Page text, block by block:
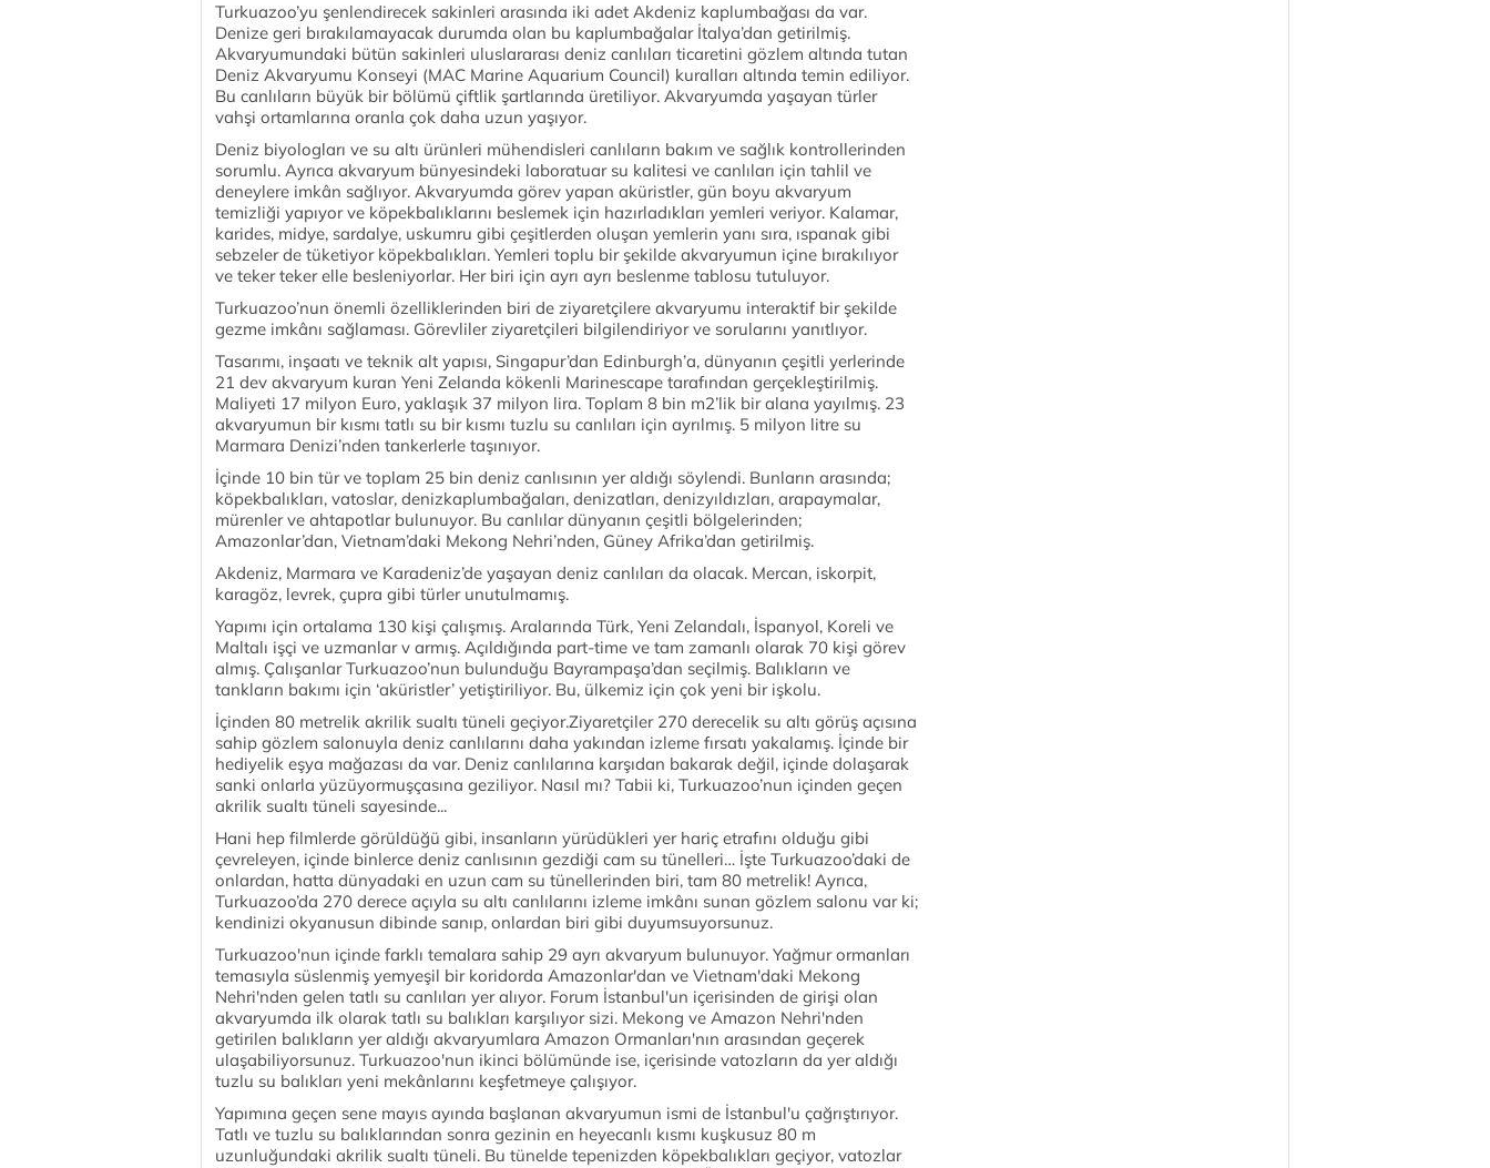
Turkuazoo’yu şenlendirecek sakinleri arasında iki adet Akdeniz kaplumbağası da var.
Denize geri bırakılamayacak durumda olan bu kaplumbağalar İtalya’dan getirilmiş.
Akvaryumundaki bütün sakinleri uluslararası deniz canlıları ticaretini gözlem altında tutan
Deniz Akvaryumu Konseyi (MAC Marine Aquarium Council) kuralları altında temin ediliyor.
Bu canlıların büyük bir bölümü çiftlik şartlarında üretiliyor. Akvaryumda yaşayan türler
vahşi ortamlarına oranla çok daha uzun yaşıyor.
Deniz biyologları ve su altı ürünleri mühendisleri canlıların bakım ve sağlık kontrollerinden
sorumlu. Ayrıca akvaryum bünyesindeki laboratuar su kalitesi ve canlıları için tahlil ve
deneylere imkân sağlıyor. Akvaryumda görev yapan aküristler, gün boyu akvaryum
temizliği yapıyor ve köpekbalıklarını beslemek için hazırladıkları yemleri veriyor. Kalamar,
karides, midye, sardalye, uskumru gibi çeşitlerden oluşan yemlerin yanı sıra, ıspanak gibi
sebzeler de tüketiyor köpekbalıkları. Yemleri toplu bir şekilde akvaryumun içine bırakılıyor
ve teker teker elle besleniyorlar. Her biri için ayrı ayrı beslenme tablosu tutuluyor.
Turkuazoo’nun önemli özelliklerinden biri de ziyaretçilere akvaryumu interaktif bir şekilde
gezme imkânı sağlaması. Görevliler ziyaretçileri bilgilendiriyor ve sorularını yanıtlıyor.
Tasarımı, inşaatı ve teknik alt yapısı, Singapur’dan Edinburgh’a, dünyanın çeşitli yerlerinde
21 dev akvaryum kuran Yeni Zelanda kökenli Marinescape tarafından gerçekleştirilmiş.
Maliyeti 17 milyon Euro, yaklaşık 37 milyon lira. Toplam 8 bin m2’lik bir alana yayılmış. 23
akvaryumun bir kısmı tatlı su bir kısmı tuzlu su canlıları için ayrılmış. 5 milyon litre su
Marmara Denizi’nden tankerlerle taşınıyor.
İçinde 10 bin tür ve toplam 25 bin deniz canlısının yer aldığı söylendi. Bunların arasında;
köpekbalıkları, vatoslar, denizkaplumbağaları, denizatları, denizyıldızları, arapaymalar,
mürenler ve ahtapotlar bulunuyor. Bu canlılar dünyanın çeşitli bölgelerinden;
Amazonlar’dan, Vietnam’daki Mekong Nehri’nden, Güney Afrika’dan getirilmiş.
Akdeniz, Marmara ve Karadeniz’de yaşayan deniz canlıları da olacak. Mercan, iskorpit,
karagöz, levrek, çupra gibi türler unutulmamış.
Yapımı için ortalama 130 kişi çalışmış. Aralarında Türk, Yeni Zelandalı, İspanyol, Koreli ve
Maltalı işçi ve uzmanlar v armış. Açıldığında part-time ve tam zamanlı olarak 70 kişi görev
almış. Çalışanlar Turkuazoo’nun bulunduğu Bayrampaşa’dan seçilmiş. Balıkların ve
tankların bakımı için ‘aküristler’ yetiştiriliyor. Bu, ülkemiz için çok yeni bir işkolu.
İçinden 80 metrelik akrilik sualtı tüneli geçiyor.Ziyaretçiler 270 derecelik su altı görüş açısına
sahip gözlem salonuyla deniz canlılarını daha yakından izleme fırsatı yakalamış. İçinde bir
hediyelik eşya mağazası da var. Deniz canlılarına karşıdan bakarak değil, içinde dolaşarak
sanki onlarla yüzüyormuşçasına geziliyor. Nasıl mı? Tabii ki, Turkuazoo’nun içinden geçen
akrilik sualtı tüneli sayesinde...
Hani hep filmlerde görüldüğü gibi, insanların yürüdükleri yer hariç etrafını olduğu gibi
çevreleyen, içinde binlerce deniz canlısının gezdiği cam su tünelleri… İşte Turkuazoo’daki de
onlardan, hatta dünyadaki en uzun cam su tünellerinden biri, tam 80 metrelik! Ayrıca,
Turkuazoo’da 270 derece açıyla su altı canlılarını izleme imkânı sunan gözlem salonu var ki;
kendinizi okyanusun dibinde sanıp, onlardan biri gibi duyumsuyorsunuz.
Turkuazoo'nun içinde farklı temalara sahip 29 ayrı akvaryum bulunuyor. Yağmur ormanları
temasıyla süslenmiş yemyeşil bir koridorda Amazonlar'dan ve Vietnam'daki Mekong
Nehri'nden gelen tatlı su canlıları yer alıyor. Forum İstanbul'un içerisinden de girişi olan
akvaryumda ilk olarak tatlı su balıkları karşılıyor sizi. Mekong ve Amazon Nehri'nden
getirilen balıkların yer aldığı akvaryumlara Amazon Ormanları'nın arasından geçerek
ulaşabiliyorsunuz. Turkuazoo'nun ikinci bölümünde ise, içerisinde vatozların da yer aldığı
tuzlu su balıkları yeni mekânlarını keşfetmeye çalışıyor.
Yapımına geçen sene mayıs ayında başlanan akvaryumun ismi de İstanbul'u çağrıştırıyor.
Tatlı ve tuzlu su balıklarından sonra gezinin en heyecanlı kısmı kuşkusuz 80 m
uzunluğundaki akrilik sualtı tüneli. Bu tünelde tepenizden köpekbalıkları geçiyor, vatozlar